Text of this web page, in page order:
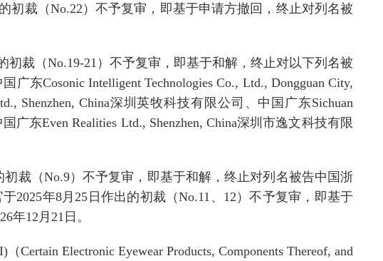
初裁（No.22 ）不予复审 ， 即基于申请方撤回，终止对列名被
初裁（No.19-21 ） 不予复审 ， 即基于和解，终止对以下列名被
国广东Cosonic Intelligent Technologies Co., Ltd., Dongguan City,
Shenzhen, China深圳英牧科技有限公司、中国广东Sichuan
国广东Even Realities Ltd., Shenzhen, China深圳市逸文科技有限
初裁（No.9） 不予复审 ， 即基于和解，终止对列名被告中国浙
于2025年8月 25 日作出的初裁（No.11 、 12 ）不予复审 ， 即基于
年12 月 21 日。
（Certain Electronic Eyewear Products, Components Thereof, and